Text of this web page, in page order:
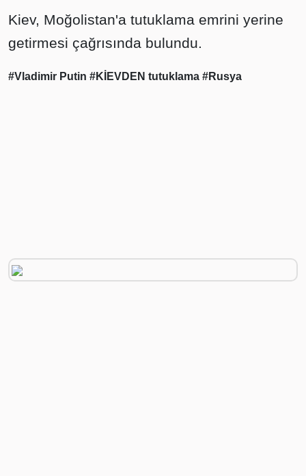
Kiev, Moğolistan'a tutuklama emrini yerine
getirmesi çağrısında bulundu.
#Vladimir Putin #KİEVDEN tutuklama #Rusya